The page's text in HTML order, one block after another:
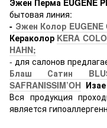
Эжен Перма EUGENE
бытовая линия:
- Эжен Колор EUGENE
Кераколор KERA
HAHN;
- для салонов
Блаш Сатин
SAFRANISSIM’OH Изае
Вся продукция
является